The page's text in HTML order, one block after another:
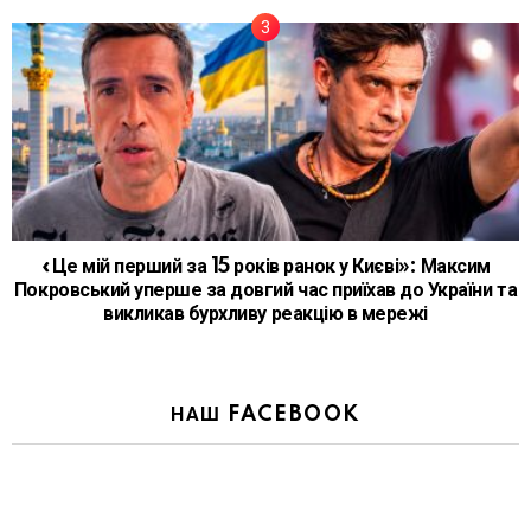
«Це мій перший за 15 років ранок у Києві»: Максим
Покровський уперше за довгий час приїхав до України та
викликав бурхливу реакцію в мережі
НАШ FACEBOOK